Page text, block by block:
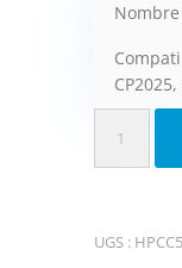
UGS :